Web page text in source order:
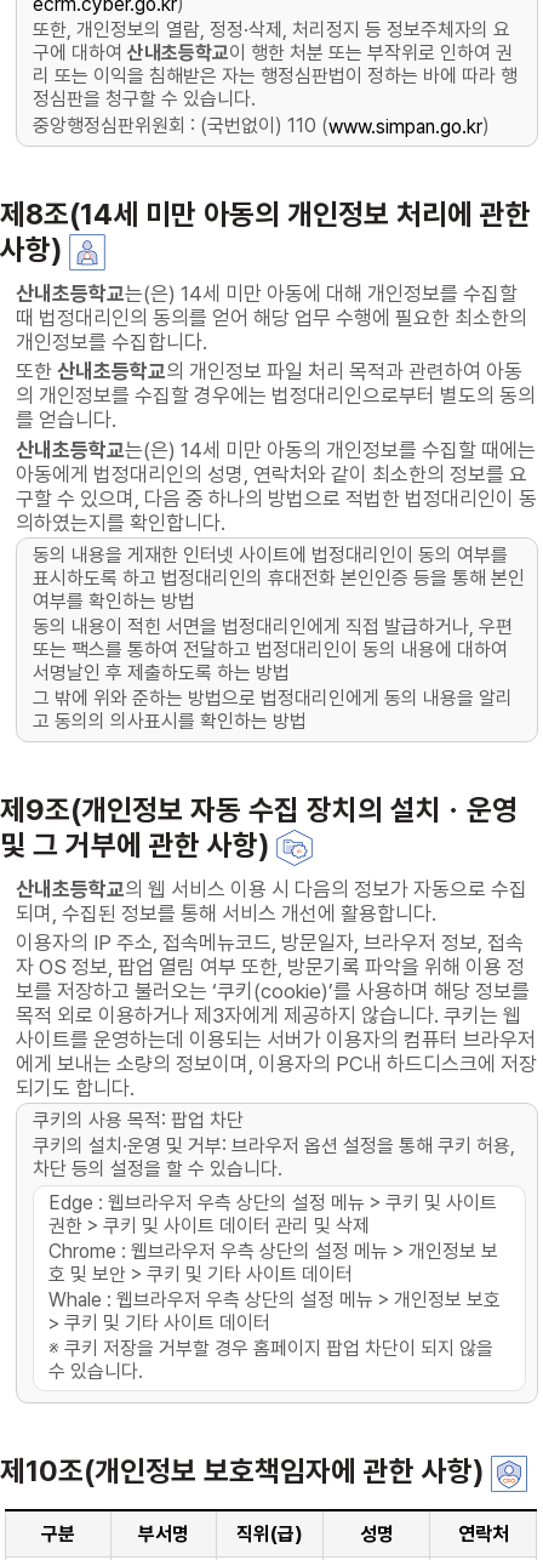
ecrm.cyber.go.kr
또한, 개인정보의 열람, 정정·삭제, 처리정지 등 정보주체자의 요
구에 대하여산내초등학교이 행한 처분 또는 부작위로 인하여 권
리 또는 이익을 침해받은 자는 행정심판법이 정하는 바에 따라 행
정심판을 청구할 수 있습니다.
중앙행정심판위원회 : (국번없이) 110 (www.simpan.go.kr)
제8조(14세 미만 아동의 개인정보 처리에 관한
사항)
산내초등학교는(은) 14세 미만 아동에 대해 개인정보를 수집할
때 법정대리인의 동의를 얻어 해당 업무 수행에 필요한 최소한의
개인정보를 수집합니다.
또한산내초등학교의 개인정보 파일 처리 목적과 관련하여 아동
의 개인정보를 수집할 경우에는 법정대리인으로부터 별도의 동의
를 얻습니다.
산내초등학교는(은) 14세 미만 아동의 개인정보를 수집할 때에는
아동에게 법정대리인의 성명, 연락처와 같이 최소한의 정보를 요
구할 수 있으며, 다음 중 하나의 방법으로 적법한 법정대리인이 동
의하였는지를 확인합니다.
동의 내용을 게재한 인터넷 사이트에 법정대리인이 동의 여부를
표시하도록 하고 법정대리인의 휴대전화 본인인증 등을 통해 본인
여부를 확인하는 방법
동의 내용이 적힌 서면을 법정대리인에게 직접 발급하거나, 우편
또는 팩스를 통하여 전달하고 법정대리인이 동의 내용에 대하여
서명날인 후 제출하도록 하는 방법
그 밖에 위와 준하는 방법으로 법정대리인에게 동의 내용을 알리
고 동의의 의사표시를 확인하는 방법
제9조(개인정보 자동 수집 장치의 설치ㆍ운영
및 그 거부에 관한 사항)
산내초등학교의 웹 서비스 이용 시 다음의 정보가 자동으로 수집
되며, 수집된 정보를 통해 서비스 개선에 활용합니다.
이용자의 IP 주소, 접속메뉴코드, 방문일자, 브라우저 정보, 접속
자 OS 정보, 팝업 열림 여부 또한, 방문기록 파악을 위해 이용 정
보를 저장하고 불러오는 ‘쿠키(cookie)’를 사용하며 해당 정보를
목적 외로 이용하거나 제3자에게 제공하지 않습니다. 쿠키는 웹
사이트를 운영하는데 이용되는 서버가 이용자의 컴퓨터 브라우저
에게 보내는 소량의 정보이며, 이용자의 PC내 하드디스크에 저장
되기도 합니다.
쿠키의 사용 목적: 팝업 차단
쿠키의 설치·운영 및 거부: 브라우저 옵션 설정을 통해 쿠키 허용,
차단 등의 설정을 할 수 있습니다.
Edge : 웹브라우저 우측 상단의 설정 메뉴 > 쿠키 및 사이트
권한 > 쿠키 및 사이트 데이터 관리 및 삭제
Chrome : 웹브라우저 우측 상단의 설정 메뉴 > 개인정보 보
호 및 보안 > 쿠키 및 기타 사이트 데이터
Whale : 웹브라우저 우측 상단의 설정 메뉴 > 개인정보 보호
> 쿠키 및 기타 사이트 데이터
※ 쿠키 저장을 거부할 경우 홈페이지 팝업 차단이 되지 않을
수 있습니다.
제10조(개인정보 보호책임자에 관한 사항)
구분 부서명 직위(급) 성명 연락처